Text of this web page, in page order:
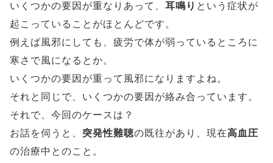
いくつかの要因が重なりあって、 耳鳴り という症状が
起こっていることがほとんどです。
例えば風邪にしても、疲労で体が弱っているところに
寒さで風になるとか。
いくつかの要因が重って風邪になりますよね。
それと同じで、いくつかの要因が絡み合っています。
それで、今回のケースは？
お話を伺うと、 突発性難聴の既往があり、現在高血圧
の治療中とのこと。